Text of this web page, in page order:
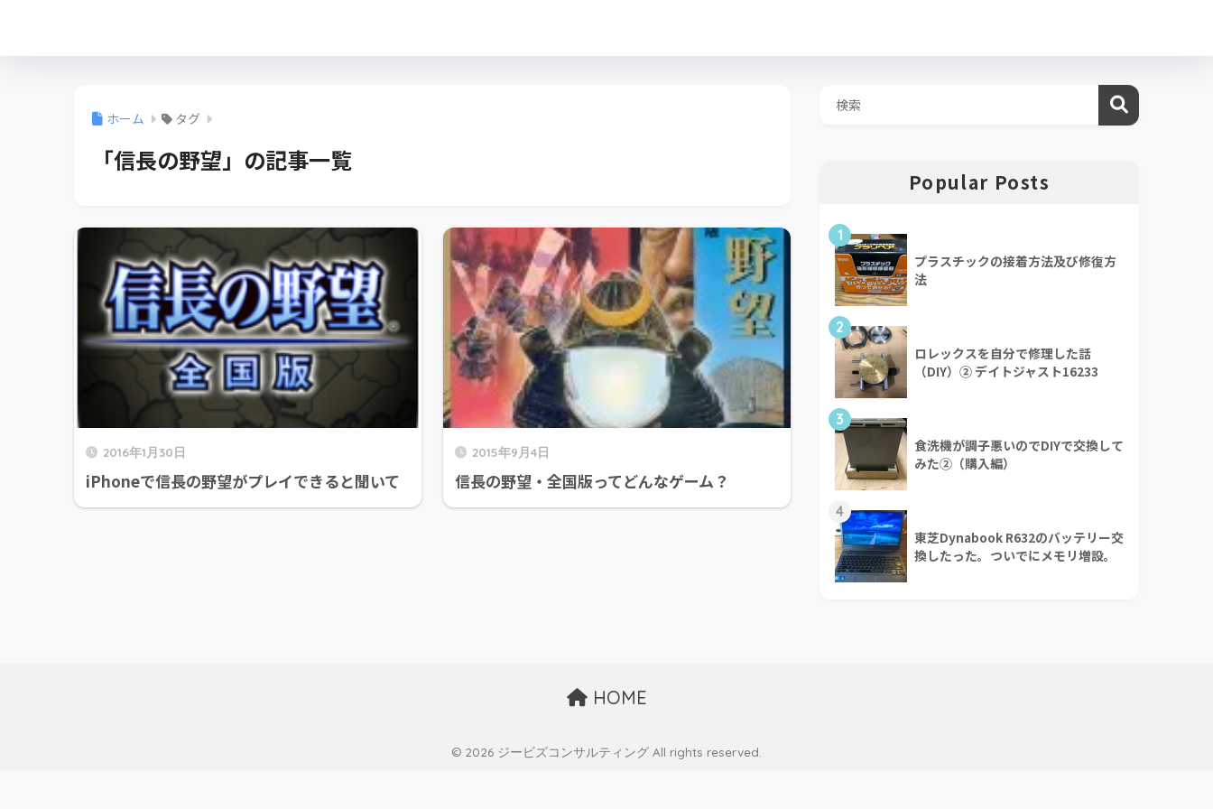
ホーム タグ
「信長の野望」の記事一覧
2016年1月30日
iPhoneで信長の野望がプレイできると聞いて
2015年9月4日
信長の野望・全国版ってどんなゲーム？
Popular Posts
1
プラスチックの接着方法及び修復方
法
2
ロレックスを自分で修理した話
（DIY）② デイトジャスト16233
3
食洗機が調子悪いのでDIYで交換して
みた②（購入編）
4
東芝Dynabook R632のバッテリー交
換したった。ついでにメモリ増設。
HOME
© 2026 ジービズコンサルティング All rights reserved.